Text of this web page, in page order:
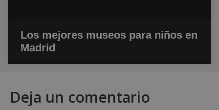
Los mejores museos para niños en
Madrid
Deja un comentario